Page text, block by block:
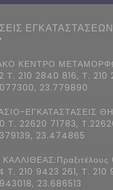
ΕΓΚΑΤΑΣΤΑΣΕΩΝ
ΚΕΝΤΡΟ
Τ. 210 2840 816, Τ. 210
23.779890
ΕΓΚΑΤΑΣΤΑΣΕΙΣ
Τ. 22620 71783,
23.474865
Τ. 210 9423 261, T.
23.686513